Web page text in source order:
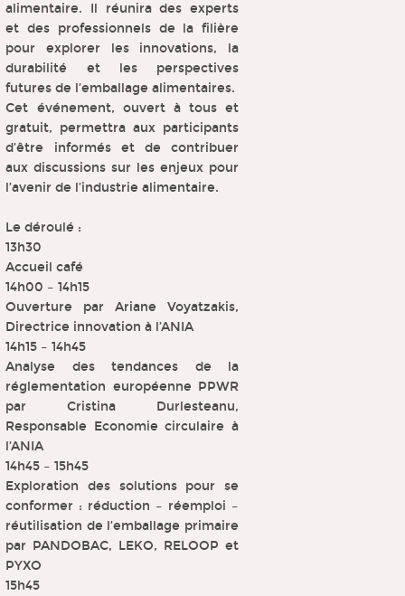
alimentaire. Il réunira des experts
et des professionnels de la filière
pour explorer les innovations, la
durabilité et les perspectives
futures de l’emballage alimentaires.
Cet événement, ouvert à tous et
gratuit, permettra aux participants
d’être informés et de contribuer
aux discussions sur les enjeux pour
l’avenir de l’industrie alimentaire.
Le déroulé :
13h30
Accueil café
14h00 – 14h15
Ouverture par Ariane Voyatzakis,
Directrice innovation à l’ANIA
14h15 – 14h45
Analyse des tendances de la
réglementation européenne PPWR
par Cristina Durlesteanu,
Responsable Economie circulaire à
l’ANIA
14h45 – 15h45
Exploration des solutions pour se
conformer : réduction – réemploi –
réutilisation de l’emballage primaire
par PANDOBAC, LEKO, RELOOP et
PYXO
15h45